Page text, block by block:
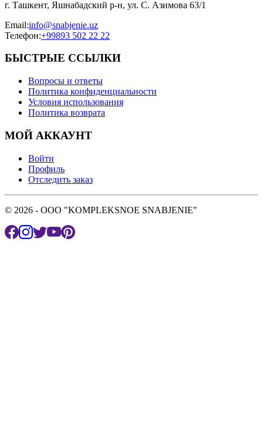
г. Ташкент, Яшнабадский р-н, ул. С. Азимова 63/1
Email:info@snabjenie.uz
Телефон:+99893 502 22 22
БЫСТРЫЕ ССЫЛКИ
Вопросы и ответы
Политика конфиденциальности
Условия использования
Политика возврата
МОЙ АККАУНТ
Войти
Профиль
Отследить заказ
© 2026 - OOO "KOMPLEKSNOE SNABJENIE"